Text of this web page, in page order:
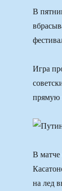
В
Игра
прямую
В матче
на лед